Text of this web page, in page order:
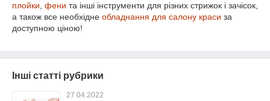
плойки фени та інші інструменти для різних стрижок і зачісок,
а також все необхідне обладнання для салону краси за
доступною ціною!
Інші статті рубрики
27.04.2022